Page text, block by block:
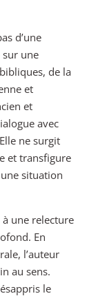
d’une
sur une
de la
et
et
avec
ne surgit
et transfigure
situation
une relecture
En
l’auteur
au sens.
le